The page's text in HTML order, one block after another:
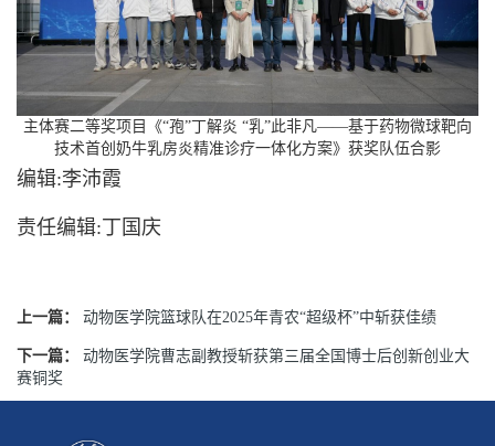
主体赛二等奖项目《“孢”丁解炎 “乳”此非凡——基于药物微球靶向
技术首创奶牛乳房炎精准诊疗一体化方案》获奖队伍合影
编辑:李沛霞
责任编辑:丁国庆
上一篇： 动物医学院篮球队在2025年青农“超级杯”中斩获佳绩
下一篇：
动物医学院曹志副教授斩获第三届全国博士后创新创业大
赛铜奖